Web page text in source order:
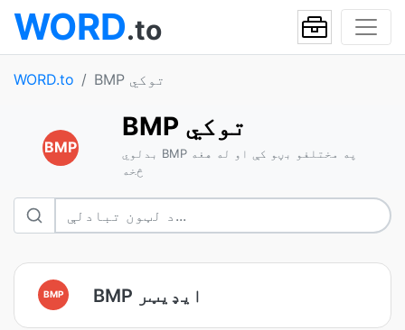
WORD.to
WORD.to BMP توکي
BMP
BMP توکي
بدلوي BMP په مختلفو بڼو کې او له هغه
څخه
BMP BMP ایډیټر